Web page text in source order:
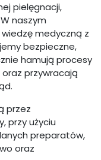
pielęgnacji,
naszym
medyczną z
bezpieczne,
hamują procesy
przywracają
przez
przy użyciu
preparatów,
oraz